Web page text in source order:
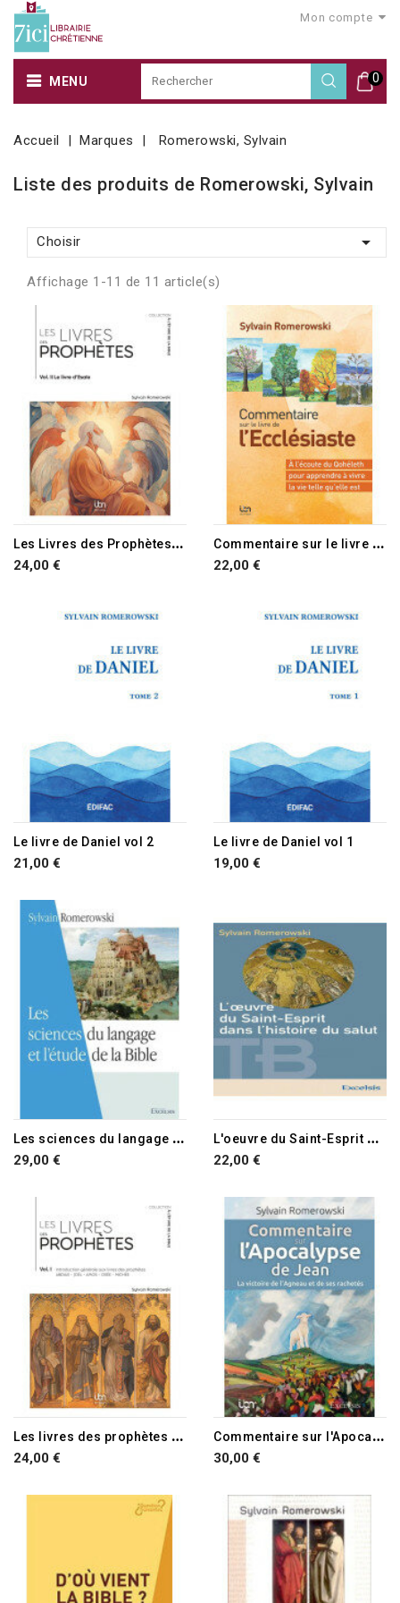
Mon compte
0
MENU
Accueil Marques Romerowski, Sylvain
Liste des produits de Romerowski, Sylvain
Choisir 
Affichage 1-11 de 11 article(s)
L
es Livres des Prophètes vol 2 Le Livre d'Esaïe
24,00 €
C
ommentaire sur le livre de l'Ecclésiaste
22,00 €
Le livre de Daniel vol 2
21,00 €
Le livre de Daniel vol 1
19,00 €
L
es sciences du langage et de l'étude de la Bible
29,00 €
L
'oeuvre du Saint-Esprit dans l'histoire du salut
22,00 €
L
es livres des prophètes vol 1 Introduction générale
24,00 €
C
ommentaire sur l'Apocalypse de Jean
30,00 €